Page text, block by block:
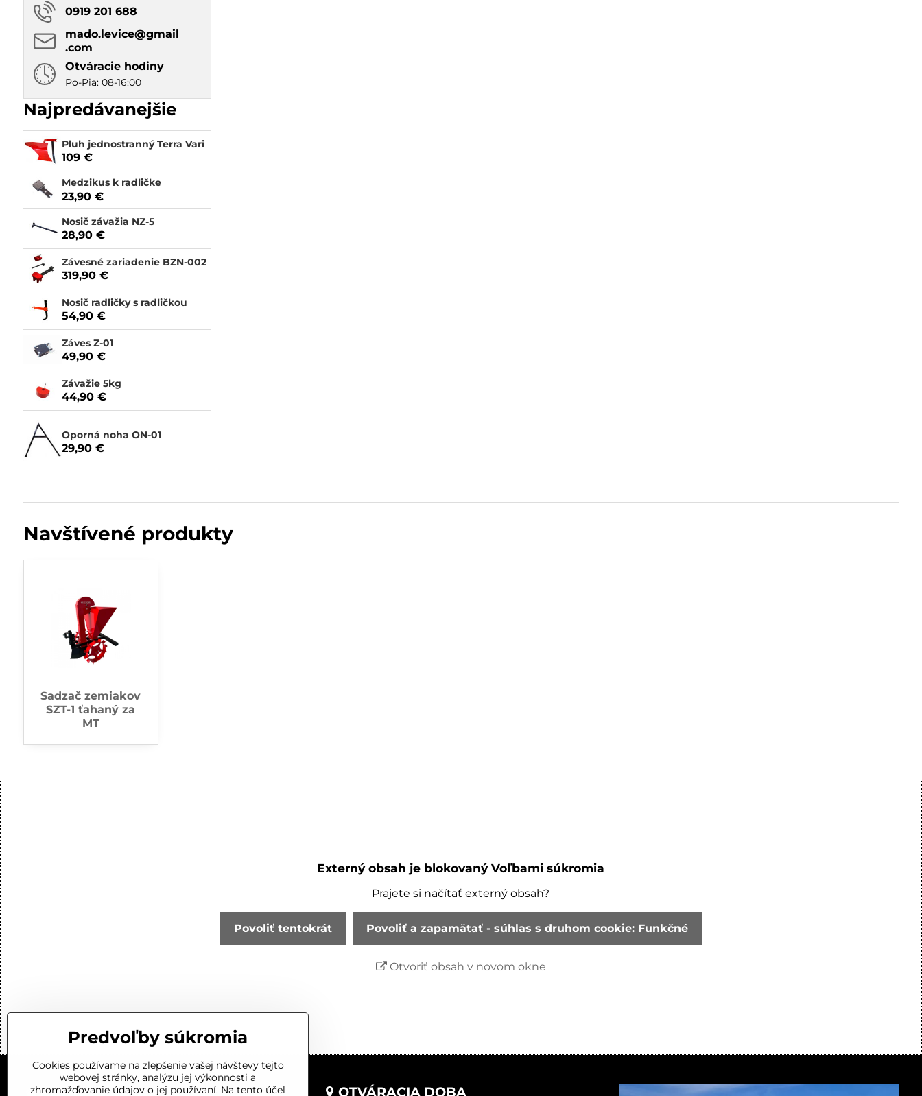
0919 201 688
mado​.levice​@gmail​
.com
Otváracie hodiny
Po-Pia: 08-16:00
Najpredávanejšie
Pluh jednostranný Terra Vari
109 €
Medzikus k radličke
23,90 €
Nosič závažia NZ-5
28,90 €
Závesné zariadenie BZN-002
319,90 €
Nosič radličky s radličkou
54,90 €
Záves Z-01
49,90 €
Závažie 5kg
44,90 €
Oporná noha ON-01
29,90 €
Navštívené produkty
Sadzač zemiakov
SZT-1 ťahaný za
MT
Externý obsah je blokovaný Voľbami súkromia
Prajete si načítať externý obsah?
Povoliť tentokrát Povoliť a zapamätať - súhlas s druhom cookie: Funkčné
Otvoriť obsah v novom okne
KONTAKT OTVÁRACIA DOBA
Predvoľby súkromia
Cookies používame na zlepšenie vašej návštevy tejto
webovej stránky, analýzu jej výkonnosti a
zhromažďovanie údajov o jej používaní. Na tento účel